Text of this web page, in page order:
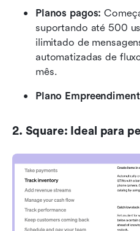
Planos pagos:
suportando até 500
ilimitado de
automatizadas de
mês.
Plano
2. Square: Ideal para